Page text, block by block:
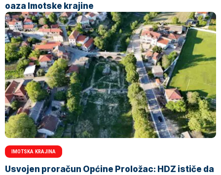
oaza Imotske krajine
IMOTSKA KRAJINA
Usvojen proračun Općine Proložac: HDZ ističe da